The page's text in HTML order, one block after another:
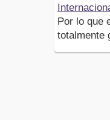
Por lo que
totalmente